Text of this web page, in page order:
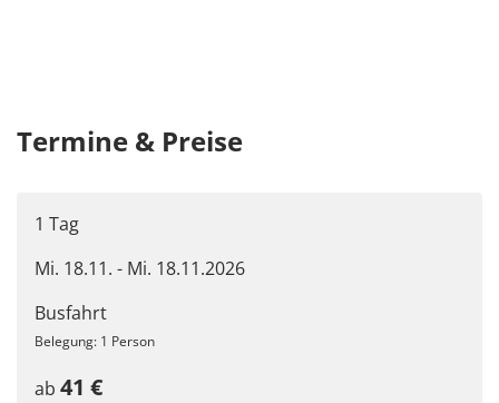
Termine & Preise
1 Tag
Mi. 18.11. - Mi. 18.11.2026
Busfahrt
Belegung: 1 Person
ab 41 €